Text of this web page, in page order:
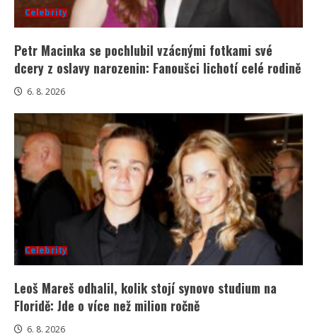
Celebrity
Petr Macinka se pochlubil vzácnými fotkami své
dcery z oslavy narozenin: Fanoušci lichotí celé rodině
6. 8. 2026
Celebrity
Leoš Mareš odhalil, kolik stojí synovo studium na
Floridě: Jde o více než milion ročně
6. 8. 2026